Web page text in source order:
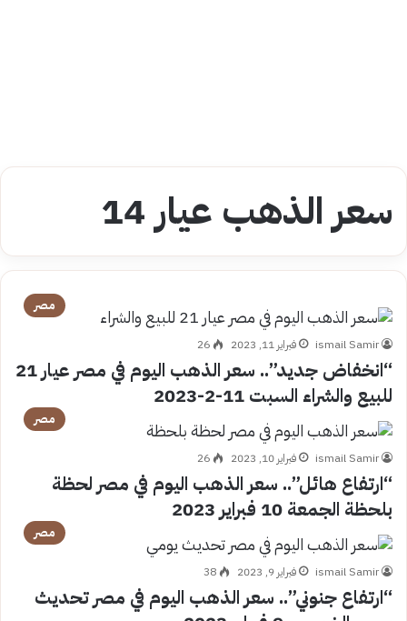
سعر الذهب عيار 14
مصر
ismail Samir فبراير 11, 2023 26
“انخفاض جديد”.. سعر الذهب اليوم في مصر عيار 21
للبيع والشراء السبت 11-2-2023
مصر
ismail Samir فبراير 10, 2023 26
“ارتفاع هائل”.. سعر الذهب اليوم في مصر لحظة
بلحظة الجمعة 10 فبراير 2023
مصر
ismail Samir فبراير 9, 2023 38
“ارتفاع جنوني”.. سعر الذهب اليوم في مصر تحديث